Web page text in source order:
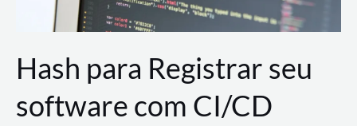
Hash para Registrar seu
software com CI/CD